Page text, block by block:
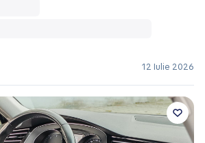
12 Iulie 2026